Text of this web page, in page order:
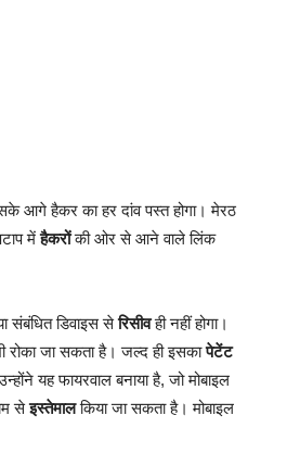
आगे हैकर का हर दांव पस्त होगा। मेरठ
मेंहैकरोंकी ओर से आने वाले लिंक
संबंधित डिवाइस सेरिसीवही नहीं होगा।
रोका जा सकता है। जल्द ही इसकापेटेंट
यह फायरवाल बनाया है, जो मोबाइल
सेइस्तेमालकिया जा सकता है। मोबाइल